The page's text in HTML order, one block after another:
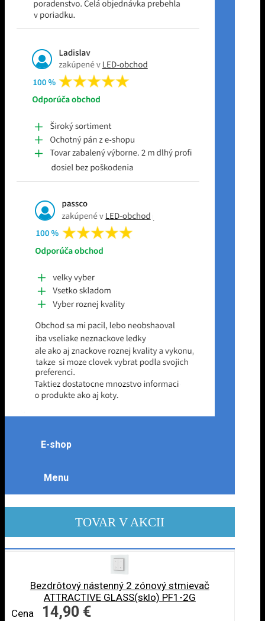
E-shop
Menu
TOVAR V AKCII
Bezdrôtový nástenný 2 zónový stmievač
ATTRACTIVE GLASS(sklo) PF1-2G
Cena
14,90 €